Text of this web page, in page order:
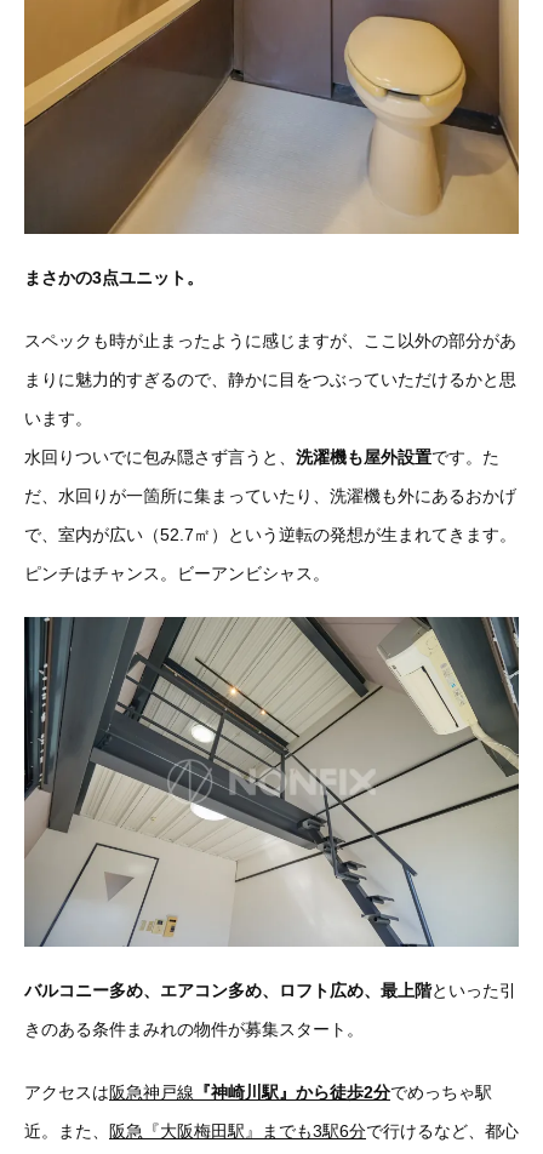
まさかの3点ユニット。
スペックも時が止まったように感じますが、ここ以外の部分があ
まりに魅力的すぎるので、静かに目をつぶっていただけるかと思
います。
水回りついでに包み隠さず言うと、 洗濯機も屋外設置です。た
だ、水回りが一箇所に集まっていたり、洗濯機も外にあるおかげ
で、室内が広い（52.7㎡）という逆転の発想が生まれてきます。
ピンチはチャンス。ビーアンビシャス。
バルコニー多め、エアコン多め、ロフト広め、最上階といった引
きのある条件まみれの物件が募集スタート。
アクセスは阪急神戸線 『神崎川駅』から徒歩2分でめっちゃ駅
近。また、
阪急『大阪梅田駅』までも3駅6分で行けるなど、都心